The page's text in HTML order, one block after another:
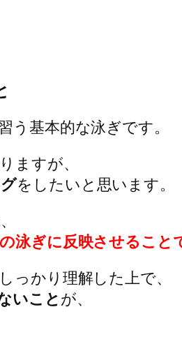
基本的な泳ぎです。
ますが、
をしたいと思います。
泳ぎに反映させること
っかり理解した上で、
いことが、